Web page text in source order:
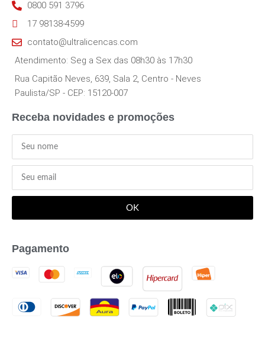
0800 591 3796
17 98138-4599
contato@ultralicencas.com
Atendimento: Seg a Sex das 08h30 às 17h30
Rua Capitão Neves, 639, Sala 2, Centro - Neves
Paulista/SP - CEP: 15120-007
Receba novidades e promoções
OK
Pagamento